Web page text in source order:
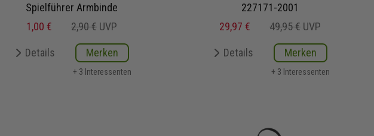
Spielführer Armbinde
1,00 €
2,90 € UVP
Details Merken
+ 3 Interessenten
227171-2001
29,97 €
49,95 € UVP
Details Merken
+ 3 Interessenten